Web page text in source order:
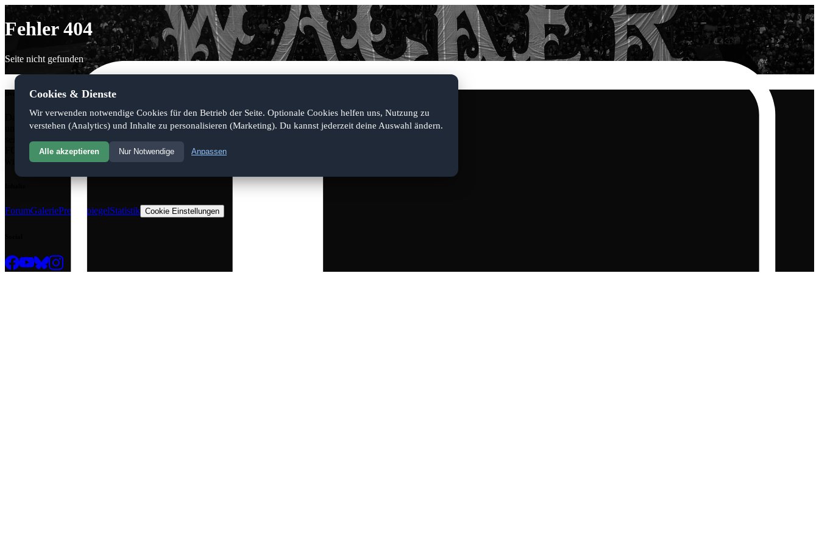
Fehler 404
Seite nicht gefunden
Cookies & Dienste
Wir verwenden notwendige Cookies für den Betrieb der Seite. Optionale Cookies helfen uns, Nutzung zu
verstehen (Analytics) und Inhalte zu personalisieren (Marketing). Du kannst jederzeit deine Auswahl ändern.
Alle akzeptieren Nur Notwendige Anpassen
Das Internetportal www.tivoli12.at ist ein privates
und unabhäniges,journalistisches Medium, das
seinen Fokus auf die Berichterstattung über den
FC Wacker Innsbruck gerichtet hat. Gegründet
wurde das tivoli12 magazin im Jahr 2008.
ForumGaleriePressespiegelStatistik Cookie Einstellungen